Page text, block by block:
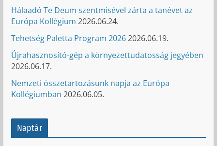
Hálaadó Te Deum szentmisével zárta a tanévet az
Európa Kollégium 2026.06.24.
Tehetség Paletta Program 20262026.06.19.
Újrahasznosító-gép a környezettudatosság jegyében
2026.06.17.
Nemzeti összetartozásunk napja az Európa
Kollégiumban 2026.06.05.
Naptár